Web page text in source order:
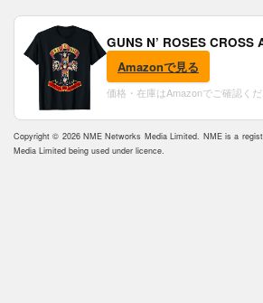
GUNS N’ ROSES CROSS
Amazonで見る
価格・在庫はAmazonでご確認く
Copyright © 2026 NME Networks Media Limited. NME is a
Media Limited being used under licence.